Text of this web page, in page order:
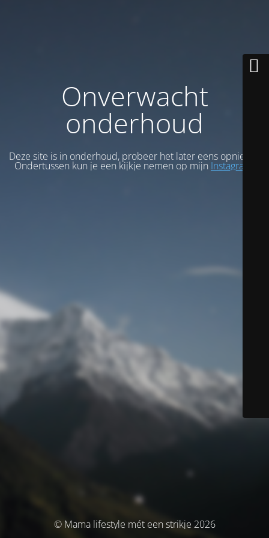
Onverwacht
onderhoud
Deze site is in onderhoud, probeer het later eens opnieuw.
Ondertussen kun je een kijkje nemen op mijn Instagram
© Mama lifestyle mét een strikje 2026